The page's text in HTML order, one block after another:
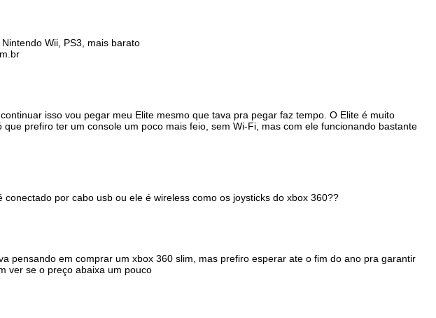
Wii, PS3, mais barato
isso vou pegar meu Elite mesmo que tava pra pegar faz tempo. O Elite é muito
que prefiro ter um console um poco mais feio, sem Wi-Fi, mas com ele funcionando bastante
conectado por cabo usb ou ele é wireless como os joysticks do xbox 360??
pensando em comprar um xbox 360 slim, mas prefiro esperar ate o fim do ano pra garantir
ver se o preço abaixa um pouco